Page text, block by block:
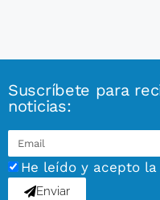
Suscríbete para
noticias:
He leído y acepto la
Enviar